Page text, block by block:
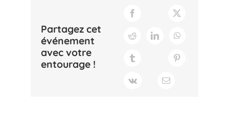
Partagez cet
événement
avec votre
entourage !